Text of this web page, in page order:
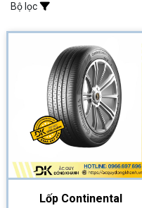
Bộ lọc
Lốp Continental